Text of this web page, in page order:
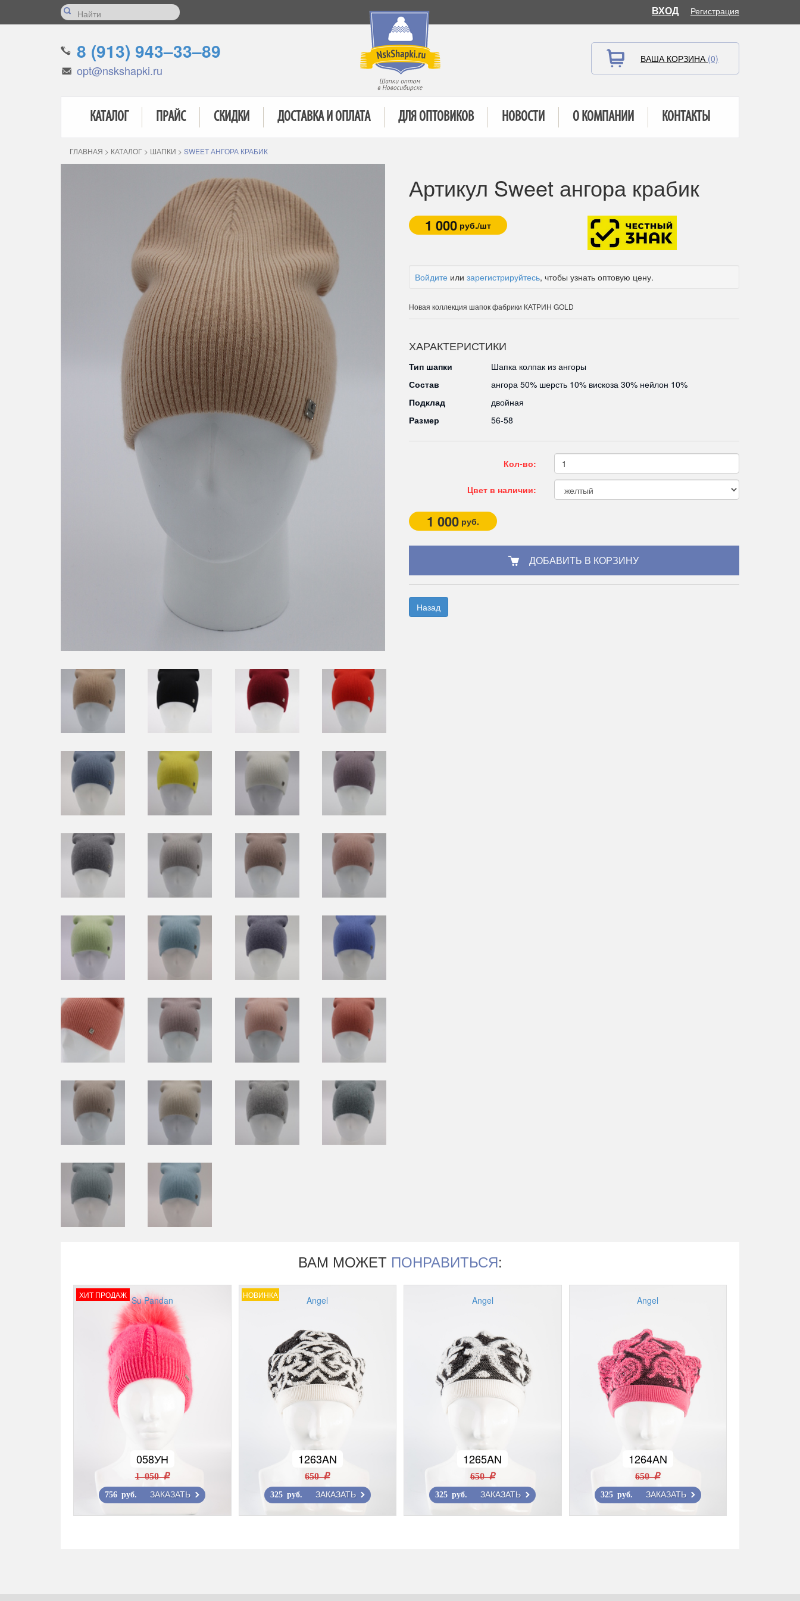
ВХОД Регистрация
8 (913) 943–33–89
opt@nskshapki.ru
ВАША КОРЗИНА (0)
КАТАЛОГ ПРАЙС СКИДКИ ДОСТАВКА И ОПЛАТА ДЛЯ ОПТОВИКОВ НОВОСТИ О КОМПАНИИ КОНТАКТЫ
ГЛАВНАЯ > КАТАЛОГ > ШАПКИ > SWEET АНГОРА КРАБИК
Артикул Sweet ангора крабик
1 000 руб./шт
Войдите или зарегистрируйтесь, чтобы узнать оптовую цену.
Новая коллекция шапок фабрики КАТРИН GOLD
ХАРАКТЕРИСТИКИ
Тип шапки
Шапка колпак из ангоры
Состав
ангора 50% шерсть 10% вискоза 30% нейлон 10%
Подклад
двойная
Размер
56-58
Кол-во:
Цвет в наличии:
1 000 руб.
Назад
ВАМ МОЖЕТ ПОНРАВИТЬСЯ:
ХИТ ПРОДАЖ Su Pandan
058УН
1 050 r
756 руб. ЗАКАЗАТЬ
НОВИНКА Angel
1263AN
650 r
325 руб. ЗАКАЗАТЬ
Angel
1265AN
650 r
325 руб. ЗАКАЗАТЬ
Angel
1264AN
650 r
325 руб. ЗАКАЗАТЬ